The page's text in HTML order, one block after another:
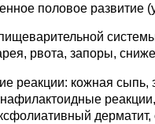
половое развитие
рвота, запоры,
реакции: кожная сыпь,